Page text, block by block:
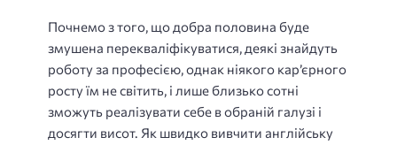
Почнемо з того, що добра половина буде
змушена перекваліфікуватися, деякі знайдуть
роботу за професією, однак ніякого кар’єрного
росту їм не світить, і лише близько сотні
зможуть реалізувати себе в обраній галузі і
досягти висот. Як швидко вивчити англійську